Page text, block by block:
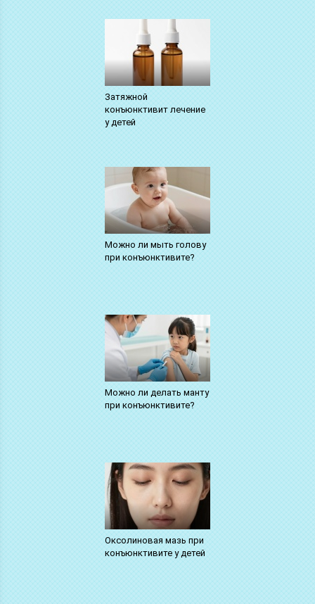
Затяжной
конъюнктивит лечение
у детей
Можно ли мыть голову
при конъюнктивите?
Можно ли делать манту
при конъюнктивите?
Оксолиновая мазь при
конъюнктивите у детей